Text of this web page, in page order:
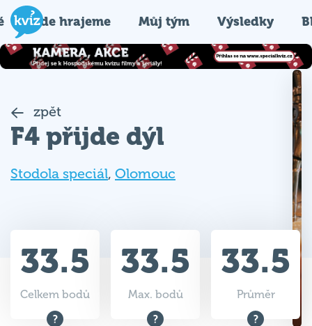
Kde hrajeme Můj tým Výsledky
zpět
F4 přijde dýl
Stodola speciál, Olomouc
33.5
Celkem bodů
33.5
Max. bodů
33.5
Průměr